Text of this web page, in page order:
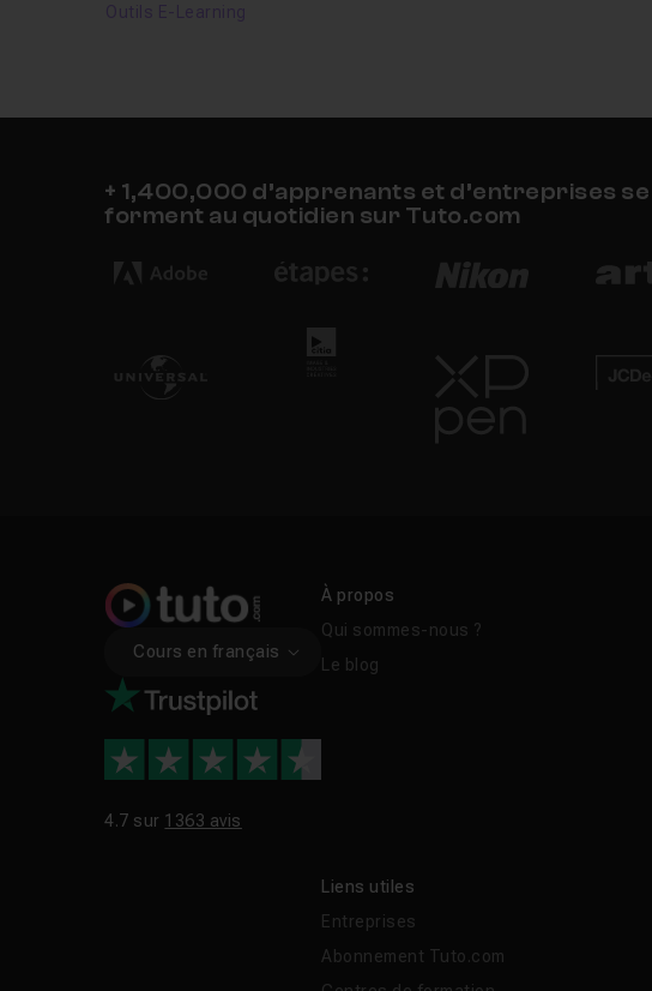
Outils E-Learning
+ 1,400,000 d’apprenants et d’entreprises se
forment au quotidien sur Tuto.com
Cours en français
4.7 sur 1363 avis
À propos
Qui sommes-nous ?
Le blog
Liens utiles
Entreprises
Abonnement Tuto.com